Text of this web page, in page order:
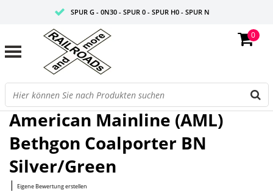
SPUR G - 0N30 - SPUR 0 - SPUR H0 - SPUR N
0
Startseite/Bethgon Coalporter BN Silver/Green
American Mainline (AML)
Bethgon Coalporter BN
Silver/Green
| Eigene Bewertung erstellen